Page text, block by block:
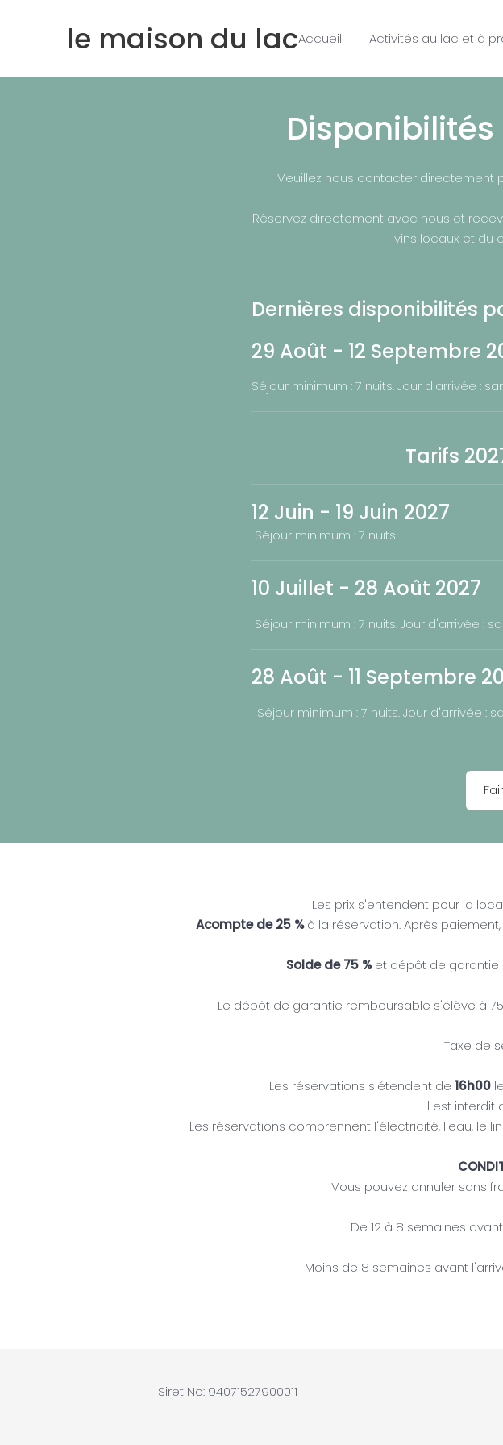
le maison du lacAccueil Activités au lac et à
Veuillez nous contacter directement
Réservez directement avec nous et
vins locaux et du
Dernières disponibilités
29 Août - 12 Septembre
Séjour minimum : 7 nuits. Jour d'arrivée :
Tarifs
12 Juin - 19 Juin 2027
Séjour minimum : 7 nuits.
10 Juillet - 28 Août 2027
Séjour minimum : 7 nuits. Jour d'arrivée :
28 Août - 11 Septembre
Séjour minimum : 7 nuits. Jour d'arrivée :
Les prix s'entendent pour la
Acompte de 25 %à la réservation. Après
Solde de 75 %et dépôt de garantie
Le dépôt de garantie remboursable s'élève à
Taxe de
Les réservations s'étendent de 16h00
Il est interdit
Les réservations comprennent l'électricité, l'eau, le
Vous pouvez annuler sans
De 12 à 8 semaines
Moins de 8 semaines avant
Siret No: